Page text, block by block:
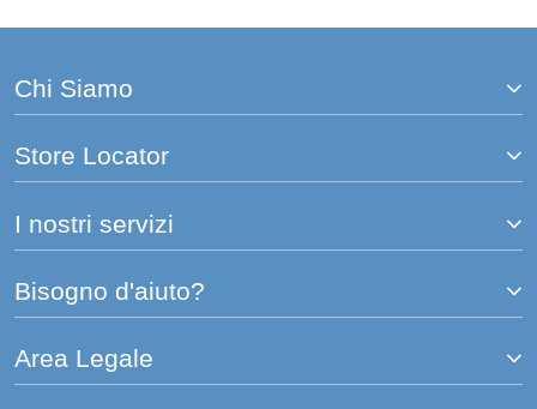
Chi Siamo
Store Locator
I nostri servizi
Bisogno d'aiuto?
Area Legale